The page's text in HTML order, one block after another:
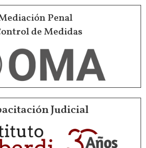
Penal
de Medidas
Judicial